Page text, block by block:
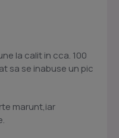
la calit in cca. 100
sa se inabuse un pic
marunt,iar